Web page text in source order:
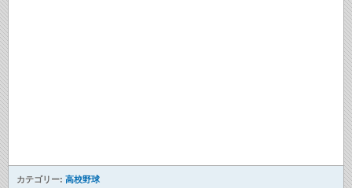
カテゴリー: 高校野球